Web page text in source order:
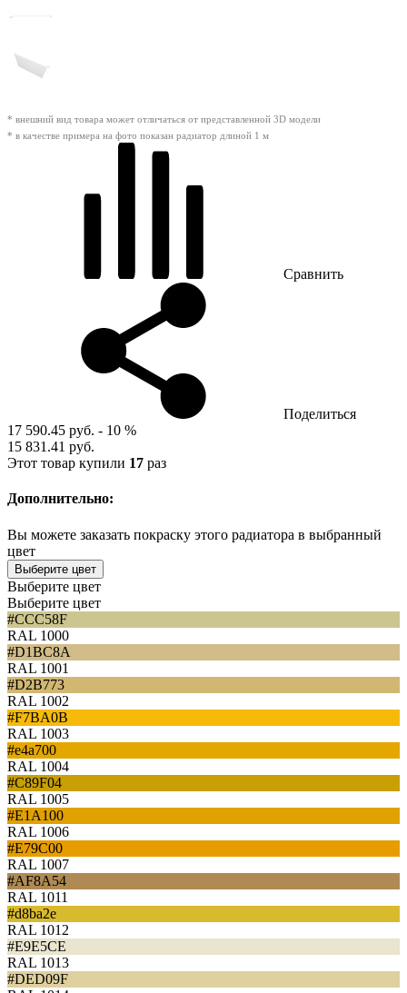
* внешний вид товара может отличаться от представленной 3D модели
* в качестве примера на фото показан радиатор длиной 1 м
Сравнить
Поделиться
17 590.45 руб. - 10 %
15 831.41 руб.
Этот товар купили 17 раз
Дополнительно:
Вы можете заказать покраску этого радиатора в выбранный
цвет
Выберите цвет
Выберите цвет
Выберите цвет
#CCC58F
RAL 1000
#D1BC8A
RAL 1001
#D2B773
RAL 1002
#F7BA0B
RAL 1003
#e4a700
RAL 1004
#C89F04
RAL 1005
#E1A100
RAL 1006
#E79C00
RAL 1007
#AF8A54
RAL 1011
#d8ba2e
RAL 1012
#E9E5CE
RAL 1013
#DED09F